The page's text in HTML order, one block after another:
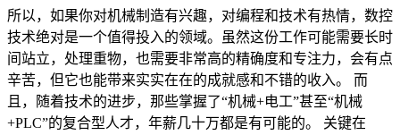
所以，如果你对机械制造有兴趣，对编程和技术有热情，数控
技术绝对是一个值得投入的领域。虽然这份工作可能需要长时
间站立，处理重物，也需要非常高的精确度和专注力，会有点
辛苦，但它也能带来实实在在的成就感和不错的收入。 而
且，随着技术的进步，那些掌握了“机械+电工”甚至“机械
+PLC”的复合型人才，年薪几十万都是有可能的。 关键在